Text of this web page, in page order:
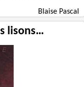
Blaise Pascal
lisons…